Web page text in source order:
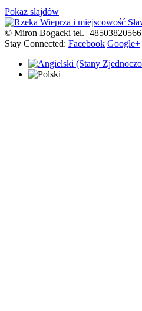
Pokaz slajdów
© Miron Bogacki tel.+48503820566
Stay Connected: Facebook Google+